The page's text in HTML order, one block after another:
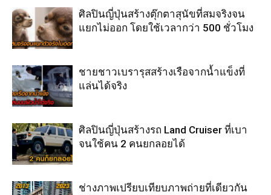
ศิลปินญี่ปุ่นสร้างตุ๊กตาสุนัขที่สมจริงจน
แยกไม่ออก โดยใช้เวลากว่า 500 ชั่วโมง
ชายชาวเบรารุสสร้างเรือจากน้ำแข็งที่
แล่นได้จริง
ศิลปินญี่ปุ่นสร้างรถ Land Cruiser ที่เบา
จนใช้คน 2 คนยกลอยได้
ช่างภาพเปรียบเทียบภาพถ่ายที่เดียวกัน